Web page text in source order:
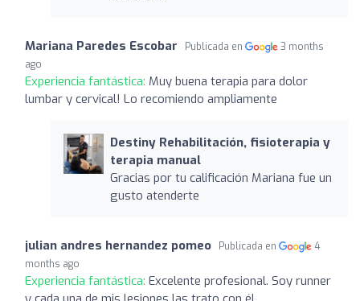
Mariana Paredes Escobar Publicada en
3 months
ago
Experiencia fantástica: Muy buena terapia para dolor
lumbar y cervical! Lo recomiendo ampliamente
Destiny Rehabilitación, fisioterapia y
terapia manual
Gracias por tu calificación Mariana fue un
gusto atenderte
julian andres hernandez pomeo Publicada en
4
months ago
Experiencia fantástica: Excelente profesional. Soy runner